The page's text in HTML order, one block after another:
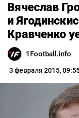
БУКМЕКЕРЫ
КАЗИНО
РАЗНОЕ
Вячеслав
и
Кравченко
1Football.info
3 февраля 2015,